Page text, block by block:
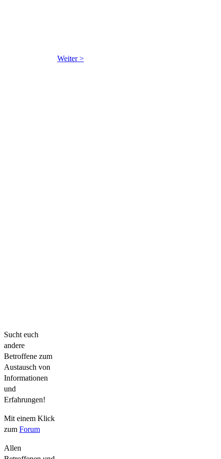
Weiter >
Sucht euch
andere
Betroffene zum
Austausch von
Informationen
und
Erfahrungen!
Mit einem Klick
zum Forum
Allen